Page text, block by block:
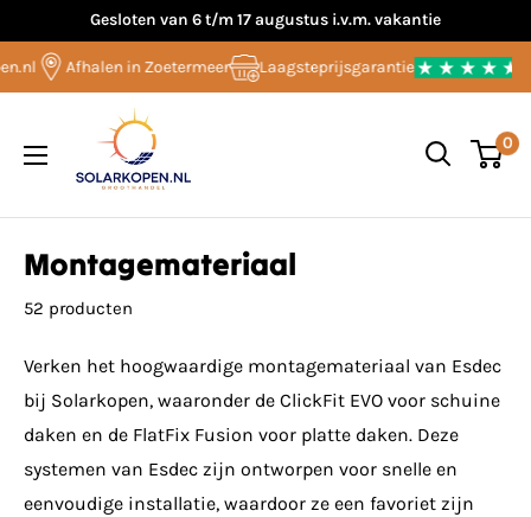
inhoud
Gesloten van 6 t/m 17 augustus i.v.m. vakantie
Afhalen in Zoetermeer Laagsteprijsgarantie 9.8/
Solarkopen.nl
0
Montagemateriaal
52 producten
Verken het hoogwaardige montagemateriaal van Esdec
bij Solarkopen, waaronder de ClickFit EVO voor schuine
daken en de FlatFix Fusion voor platte daken. Deze
systemen van Esdec zijn ontworpen voor snelle en
eenvoudige installatie, waardoor ze een favoriet zijn